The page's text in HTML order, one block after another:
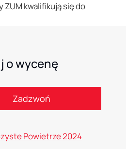
ZUM kwalifikują się do
o wycenę
Zadzwoń
Powietrze 2024